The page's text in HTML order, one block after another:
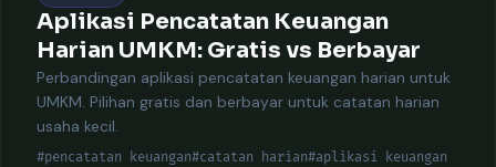
Aplikasi Pencatatan Keuangan
Harian UMKM: Gratis vs Berbayar
Perbandingan aplikasi pencatatan keuangan harian untuk
UMKM. Pilihan gratis dan berbayar untuk catatan harian
usaha kecil.
#pencatatan keuangan#catatan harian#aplikasi keuangan